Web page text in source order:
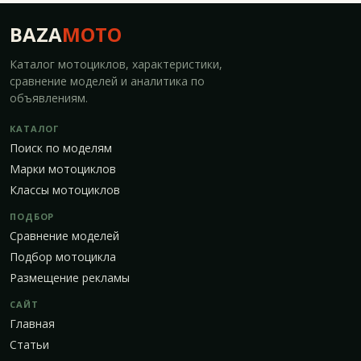
BAZAMOTO
Каталог мотоциклов, характеристики,
сравнение моделей и аналитика по
объявлениям.
КАТАЛОГ
Поиск по моделям
Марки мотоциклов
Классы мотоциклов
ПОДБОР
Сравнение моделей
Подбор мотоцикла
Размещение рекламы
САЙТ
Главная
Статьи